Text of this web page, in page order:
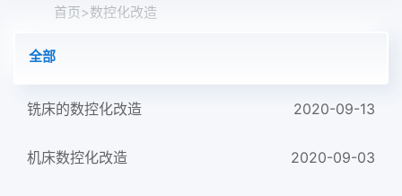
首页>数控化改造
全部
铣床的数控化改造 2020-09-13
机床数控化改造 2020-09-03